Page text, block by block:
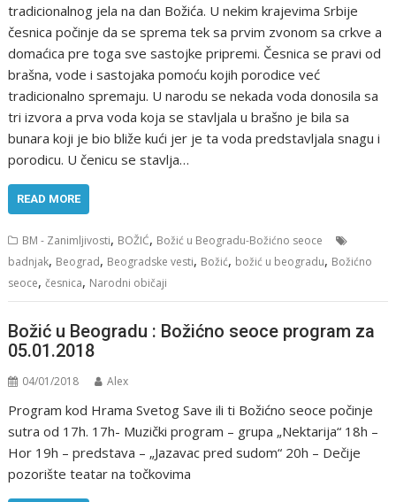
tradicionalnog jela na dan Božića. U nekim krajevima Srbije
česnica počinje da se sprema tek sa prvim zvonom sa crkve a
domaćica pre toga sve sastojke pripremi. Česnica se pravi od
brašna, vode i sastojaka pomoću kojih porodice već
tradicionalno spremaju. U narodu se nekada voda donosila sa
tri izvora a prva voda koja se stavljala u brašno je bila sa
bunara koji je bio bliže kući jer je ta voda predstavljala snagu i
porodicu. U čenicu se stavlja…
READ MORE
BM - Zanimljivosti, BOŽIĆ, Božić u Beogradu-Božićno seoce
badnjak, Beograd, Beogradske vesti, Božić, božić u beogradu, Božićno
seoce,česnica, Narodni običaji
Božić u Beogradu : Božićno seoce program za
05.01.2018
04/01/2018 Alex
Program kod Hrama Svetog Save ili ti Božićno seoce počinje
sutra od 17h. 17h- Muzički program – grupa „Nektarija“ 18h –
Hor 19h – predstava – „Jazavac pred sudom“ 20h – Dečije
pozorište teatar na točkovima